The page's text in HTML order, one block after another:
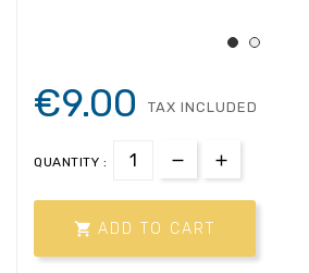
€9.00 TAX INCLUDED
QUANTITY :
 ADD TO CART